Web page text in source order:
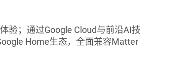
验；通过Google Cloud与前沿AI技
Home生态，全面兼容Matter